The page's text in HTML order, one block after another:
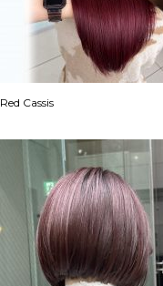
Red Cassis